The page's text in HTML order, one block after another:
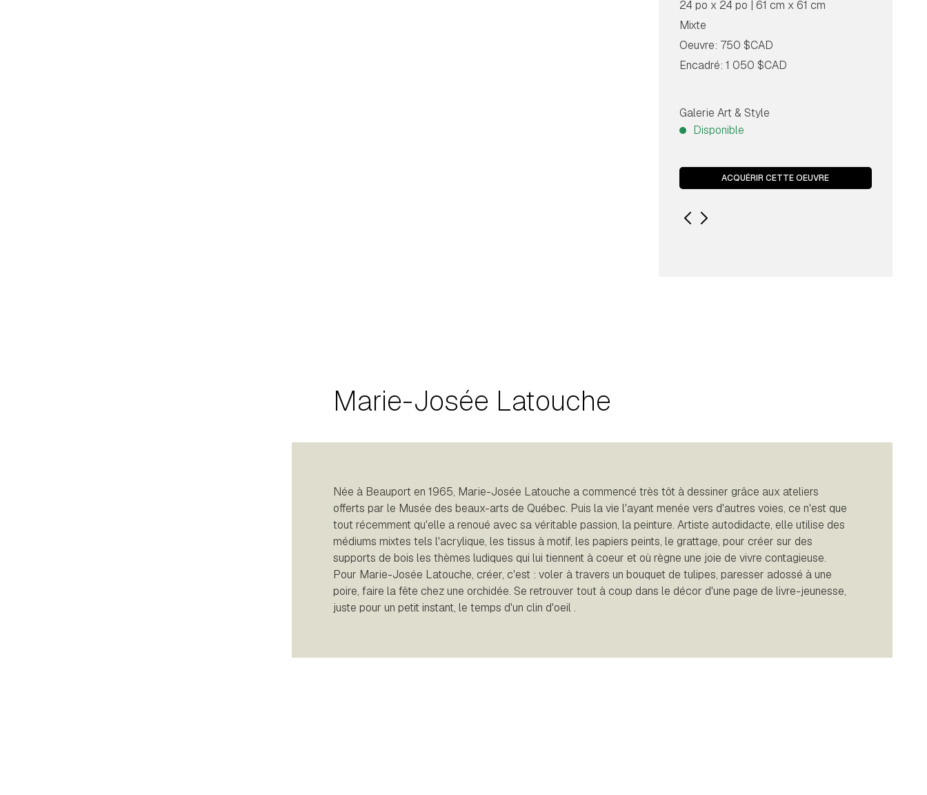
24 po x 24 po | 61 cm x 61 cm
Mixte
Oeuvre: 750 $CAD
Encadré: 1 050 $CAD
Galerie Art & Style
Disponible
ACQUÉRIR CETTE OEUVRE
Marie-Josée Latouche
Née à Beauport en 1965, Marie-Josée Latouche a commencé très tôt à dessiner grâce aux ateliers
offerts par le Musée des beaux-arts de Québec. Puis la vie l'ayant menée vers d'autres voies, ce n'est que
tout récemment qu'elle a renoué avec sa véritable passion, la peinture. Artiste autodidacte, elle utilise des
médiums mixtes tels l'acrylique, les tissus à motif, les papiers peints, le grattage, pour créer sur des
supports de bois les thèmes ludiques qui lui tiennent à coeur et où règne une joie de vivre contagieuse.
Pour Marie-Josée Latouche, créer, c'est : voler à travers un bouquet de tulipes, paresser adossé à une
poire, faire la fête chez une orchidée. Se retrouver tout à coup dans le décor d'une page de livre-jeunesse,
juste pour un petit instant, le temps d'un clin d'oeil .